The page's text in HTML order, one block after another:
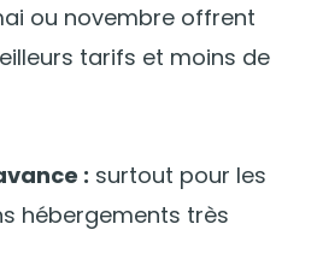
ou novembre offrent
tarifs et moins de
: surtout pour les
hébergements très